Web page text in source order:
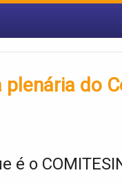
do
é o